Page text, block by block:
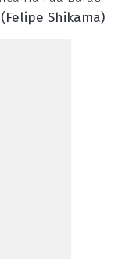
(Felipe Shikama)